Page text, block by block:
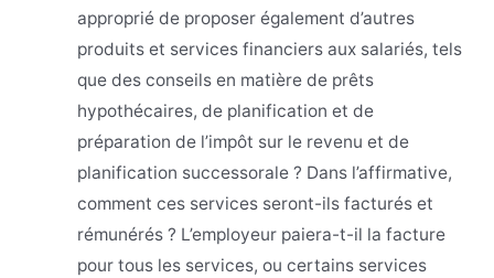
approprié de proposer également d’autres
produits et services financiers aux salariés, tels
que des conseils en matière de prêts
hypothécaires, de planification et de
préparation de l’impôt sur le revenu et de
planification successorale ? Dans l’affirmative,
comment ces services seront-ils facturés et
rémunérés ? L’employeur paiera-t-il la facture
pour tous les services, ou certains services